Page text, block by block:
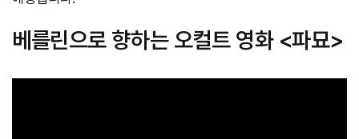
베를린으로 향하는 오컬트 영화 <파묘>